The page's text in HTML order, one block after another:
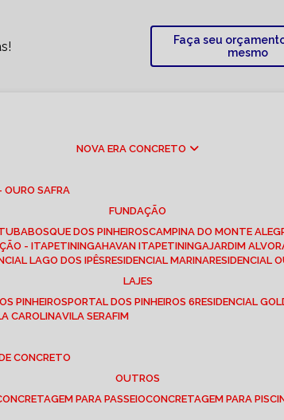
Faça seu
mesmo
NOVA ERA CONCRETO
OURO SAFRA
FUNDAÇÃO
BOSQUE DOS PINHEIROS CAMPINA DO MONTE
- ITAPETININGA HAVAN ITAPETININGA JARDIM
LAGO DOS IPÊS RESIDENCIAL MARINA RESIDENCIAL
LAJES
PINHEIROS PORTAL DOS PINHEIROS 6 RESIDENCIAL
CAROLINA VILA SERAFIM
CONCRETO
OUTROS
CONCRETAGEM PARA PASSEIO CONCRETAGEM PARA